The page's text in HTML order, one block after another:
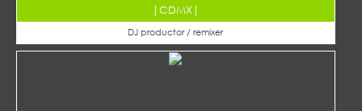
| CDMX|
DJ productor / remixer